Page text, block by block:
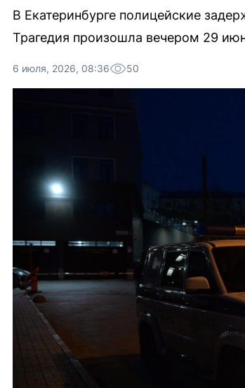
В Екатеринбурге полицейские
Трагедия произошла вечером 29
6 июля, 2026, 08:36 50